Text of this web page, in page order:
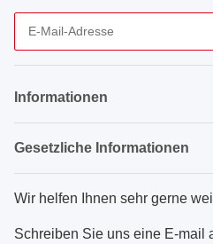
Informationen
Gesetzliche Informationen
Wir helfen Ihnen sehr gerne
Schreiben Sie uns eine E-mail